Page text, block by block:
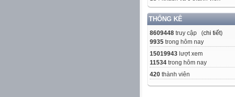
THỐNG KÊ
8609448 truy cập (chi tiết)
9935 trong hôm nay
15019943 lượt xem
11534 trong hôm nay
420 thành viên